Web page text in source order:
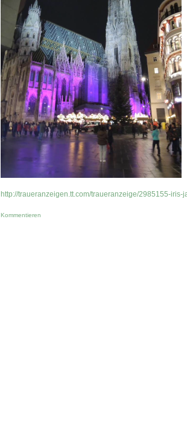
http://traueranzeigen.tt.com/traueranzeige/2985155-iris-
Kommentieren